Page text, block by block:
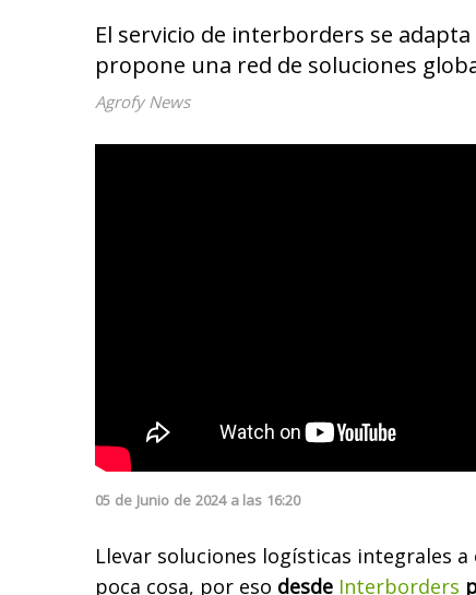
El servicio de interborders se
propone una red de soluciones
Agrofy News
05 de Junio de 2024 a las 16:20
Llevar soluciones logísticas integrales a
poca cosa, por eso desde Interborders